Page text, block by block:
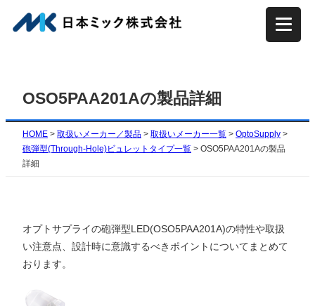
容
プ
OSO5PAA201Aの製品詳細
HOME > 取扱いメーカー／製品 > 取扱いメーカー一覧 > OptoSupply >
砲弾型(Through-Hole)ビュレットタイプ一覧 > OSO5PAA201Aの製品
詳細
オプトサプライの砲弾型LED(OSO5PAA201A)の特性や取扱
い注意点、設計時に意識するべきポイントについてまとめて
おります。